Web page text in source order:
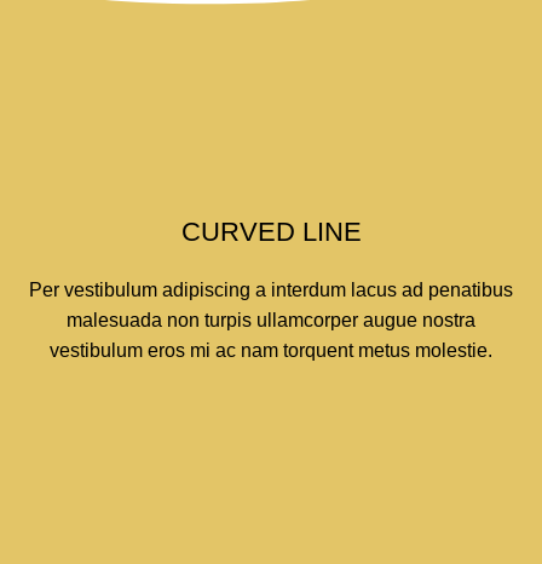
CURVED LINE
Per vestibulum adipiscing a interdum lacus ad penatibus
malesuada non turpis ullamcorper augue nostra
vestibulum eros mi ac nam torquent metus molestie.